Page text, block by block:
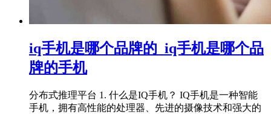
iq手机是哪个品牌的_iq手机是哪个品
牌的手机
分布式推理平台 1. 什么是IQ手机？ IQ手机是一种智能
手机，拥有高性能的处理器、先进的摄像技术和强大的